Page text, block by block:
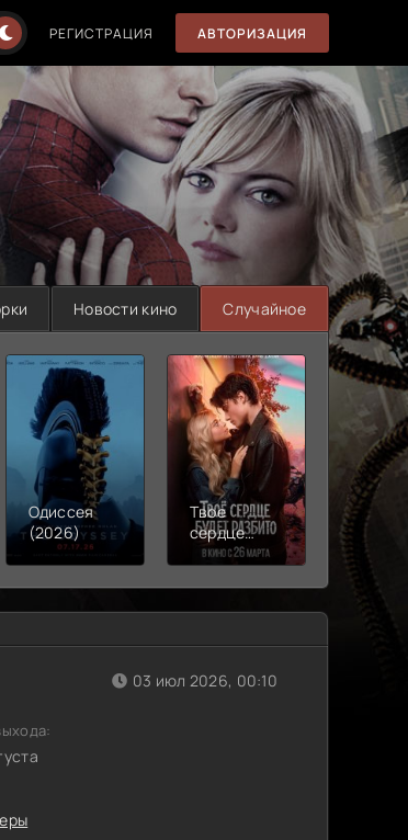
РЕГИСТРАЦИЯ АВТОРИЗАЦИЯ
Новости кино Случайное
Одиссея
(2026)
Твое
сердце
будет
(2026)
Моана
(2026)
03 июл 2026, 00:10